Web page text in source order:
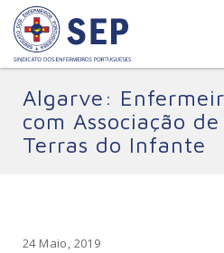
Algarve:
com Associação
Terras do Infante
24 Maio, 2019